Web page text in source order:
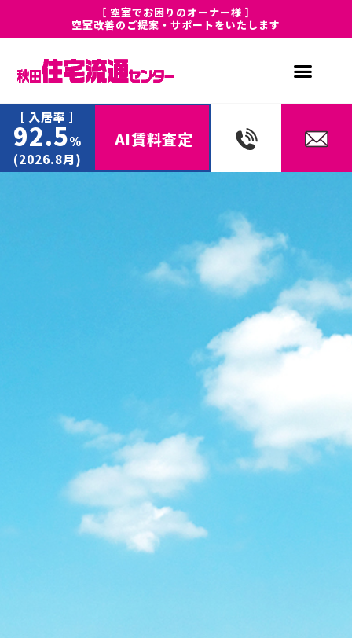
［ 空室でお困りのオーナー様 ］
空室改善のご提案・サポートをいたします
［ 入居率 ］
92.5%
(2026.8月)
AI賃料査定